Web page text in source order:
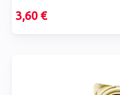
3,60 €